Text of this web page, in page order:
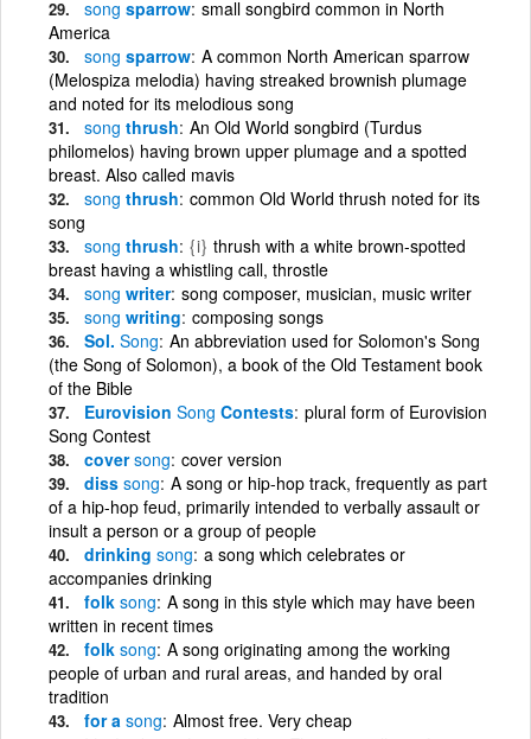
song sparrow small songbird common in North
America
song sparrow A common North American sparrow
(Melospiza melodia) having streaked brownish plumage
and noted for its melodious song
song thrush An Old World songbird (Turdus
philomelos) having brown upper plumage and a spotted
breast. Also called mavis
song thrush common Old World thrush noted for its
song
song thrush {i} thrush with a white brown-spotted
breast having a whistling call, throstle
song writer song composer, musician, music writer
song writing composing songs
Sol. Song An abbreviation used for Solomon's Song
(the Song of Solomon), a book of the Old Testament book
of the Bible
Eurovision Song Contests plural form of Eurovision
Song Contest
coversong cover version
diss song A song or hip-hop track, frequently as part
of a hip-hop feud, primarily intended to verbally assault or
insult a person or a group of people
drinking song a song which celebrates or
accompanies drinking
folk song A song in this style which may have been
written in recent times
folk song A song originating among the working
people of urban and rural areas, and handed by oral
tradition
for a song Almost free. Very cheap